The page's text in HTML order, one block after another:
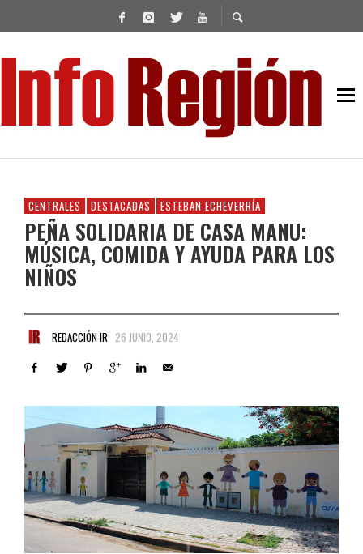
CENTRALES DESTACADAS ESTEBAN ECHEVERRÍA
PEÑA SOLIDARIA DE CASA MANU:
MÚSICA, COMIDA Y AYUDA PARA LOS
NIÑOS
REDACCIÓN IR 26 JUNIO, 2024